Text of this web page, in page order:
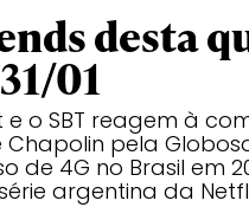
desta
01
e o SBT reagem à
Chapolin pela
de 4G no Brasil em
argentina da